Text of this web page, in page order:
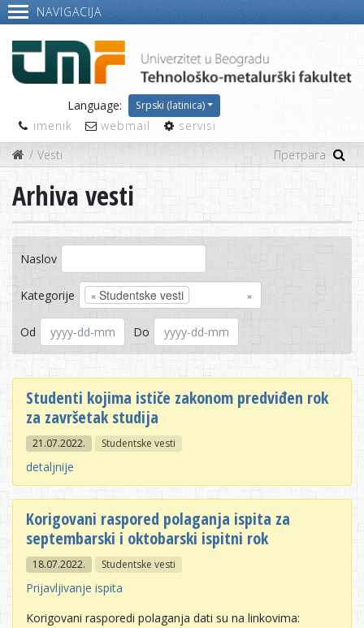
NAVIGACIJA
Language: Srpski (latinica)
imenik webmail
servisi
Vesti
Arhiva vesti
Naslov
Kategorije ×
× Studentske vesti
Od Do
Studenti kojima ističe zakonom predviđen rok
za završetak studija
21.07.2022. Studentske vesti
detaljnije
Korigovani raspored polaganja ispita za
septembarski i oktobarski ispitni rok
18.07.2022. Studentske vesti
Prijavljivanje ispita
Korigovani rasporedi polaganja dati su na linkovima: